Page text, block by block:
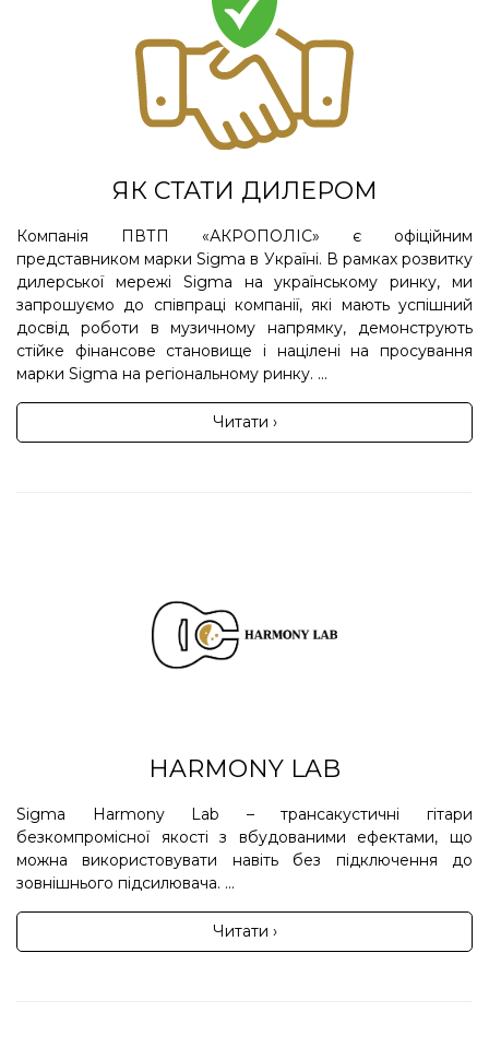
ЯК СТАТИ ДИЛЕРОМ
Компанія ПВТП «АКРОПОЛІС» є офіційним
представником марки Sigma в Україні. В рамках розвитку
дилерської мережі Sigma на українському ринку, ми
запрошуємо до співпраці компанії, які мають успішний
досвід роботи в музичному напрямку, демонструють
стійке фінансове становище і націлені на просування
марки Sigma на регіональному ринку. ...
Читати ›
HARMONY LAB
Sigma Harmony Lab – трансакустичні гітари
безкомпромісної якості з вбудованими ефектами, що
можна використовувати навіть без підключення до
зовнішнього підсилювача. ...
Читати ›